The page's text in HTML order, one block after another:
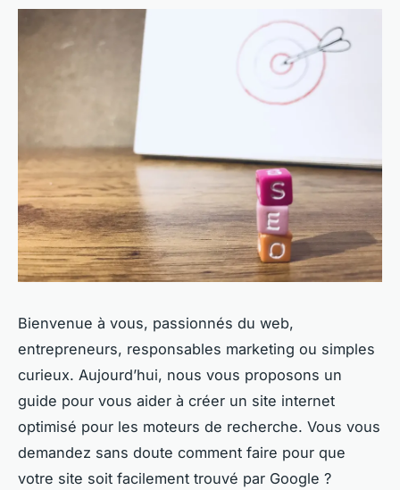
Bienvenue à vous, passionnés du web,
entrepreneurs, responsables marketing ou simples
curieux. Aujourd’hui, nous vous proposons un
guide pour vous aider à créer un site internet
optimisé pour les moteurs de recherche. Vous vous
demandez sans doute comment faire pour que
votre site soit facilement trouvé par Google ?